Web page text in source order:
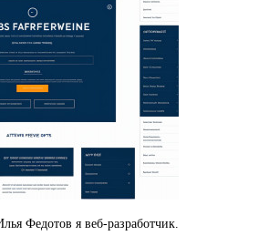
Федотов я веб-разработчик.